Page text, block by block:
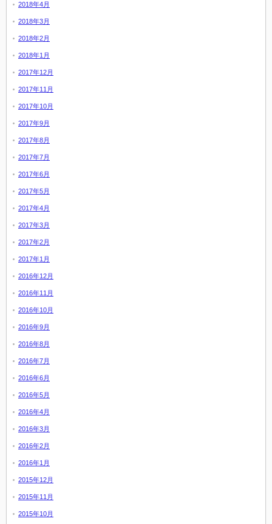
2018年4月
2018年3月
2018年2月
2018年1月
2017年12月
2017年11月
2017年10月
2017年9月
2017年8月
2017年7月
2017年6月
2017年5月
2017年4月
2017年3月
2017年2月
2017年1月
2016年12月
2016年11月
2016年10月
2016年9月
2016年8月
2016年7月
2016年6月
2016年5月
2016年4月
2016年3月
2016年2月
2016年1月
2015年12月
2015年11月
2015年10月